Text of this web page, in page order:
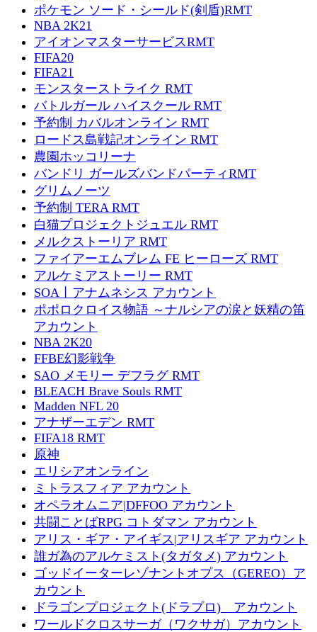
ポケモン ソード・シールド(剣盾)RMT
NBA 2K21
アイオンマスターサービスRMT
FIFA20
FIFA21
モンスターストライク RMT
バトルガール ハイスクール RMT
予約制 カバルオンライン RMT
ロードス島戦記オンライン RMT
農園ホッコリーナ
バンドリ ガールズバンドパーティRMT
グリムノーツ
予約制 TERA RMT
白猫プロジェクトジュエル RMT
メルクストーリア RMT
ファイアーエムブレム FE ヒーローズ RMT
アルケミアストーリー RMT
SOA丨アナムネシス アカウント
ポポロクロイス物語 ～ナルシアの涙と妖精の笛
アカウント
NBA 2K20
FFBE幻影戦争
SAO メモリー デフラグ RMT
BLEACH Brave Souls RMT
Madden NFL 20
アナザーエデン RMT
FIFA18 RMT
原神
エリシアオンライン
ミトラスフィア アカウント
オペラオムニア|DFFOO アカウント
共闘ことばRPG コトダマン アカウント
アリス・ギア・アイギス|アリスギア アカウント
誰ガ為のアルケミスト(タガタメ) アカウント
ゴッドイーターレゾナントオプス（GEREO）ア
カウント
ドラゴンプロジェクト(ドラプロ) アカウント
ワールドクロスサーガ（ワクサガ）アカウント